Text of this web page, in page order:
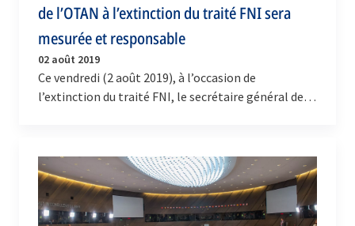
de l’OTAN à l’extinction du traité FNI sera
mesurée et responsable
02 août 2019
Ce vendredi (2 août 2019), à l’occasion de
l’extinction du traité FNI, le secrétaire général de